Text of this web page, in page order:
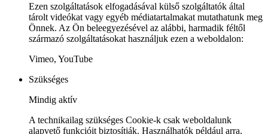
Ezen szolgáltatások elfogadásával külső szolgáltatók által
tárolt videókat vagy egyéb médiatartalmakat mutathatunk meg
Önnek. Az Ön beleegyezésével az alábbi, harmadik féltől
származó szolgáltatásokat használjuk ezen a weboldalon:
Vimeo, YouTube
Szükséges
Mindig aktív
A technikailag szükséges Cookie-k csak weboldalunk
alapvető funkcióit biztosítják. Használhatók például arra,